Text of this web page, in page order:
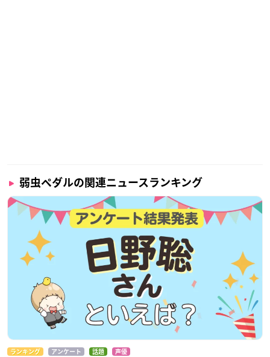
弱虫ペダルの関連ニュースランキング
ランキング アンケート 話題 声優